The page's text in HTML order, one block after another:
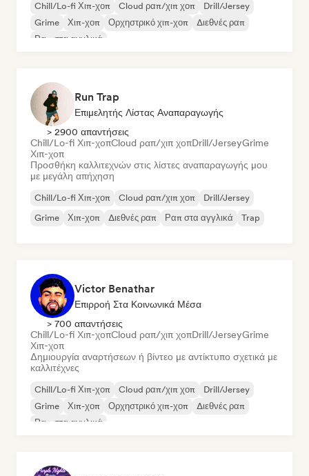
Chill/Lo-fi Χιπ-χοπ Cloud ραπ/χιπ χοπ
Drill/Jersey
Grime
Χιπ-χοπ Ορχηστρικό χιπ-χοπ
Διεθνές ραπ
Ραπ στα αγγλικά
Run Trap
Επιμελητής Λίστας Αναπαραγωγής
> 2900 απαντήσεις
Chill/Lo-fi Χιπ-χοπCloud ραπ/χιπ χοπDrill/JerseyGrime
Χιπ-χοπ
Προσθήκη καλλιτεχνών στις λίστες αναπαραγωγής μου
με μεγάλη απήχηση
Chill/Lo-fi Χιπ-χοπ Cloud ραπ/χιπ χοπ
Drill/Jersey
Grime
Χιπ-χοπ Διεθνές ραπ Ραπ στα αγγλικά Trap
Victor Benathar
Επιρροή Στα Κοινωνικά Μέσα
> 700 απαντήσεις
Chill/Lo-fi Χιπ-χοπCloud ραπ/χιπ χοπDrill/JerseyGrime
Χιπ-χοπ
Δημιουργία αναρτήσεων ή βίντεο με αντίκτυπο σχετικά με
καλλιτέχνες
Chill/Lo-fi Χιπ-χοπ Cloud ραπ/χιπ χοπ
Drill/Jersey
Grime
Χιπ-χοπ Ορχηστρικό χιπ-χοπ
Διεθνές ραπ
Ραπ στα αγγλικά